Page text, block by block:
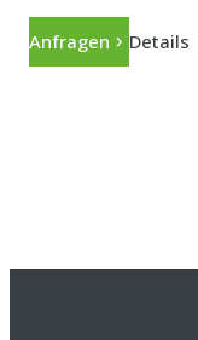
Anfragen Details